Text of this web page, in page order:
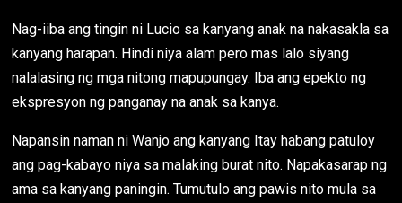
Nag-iiba ang tingin ni Lucio sa kanyang anak na nakasakla sa
kanyang harapan. Hindi niya alam pero mas lalo siyang
nalalasing ng mga nitong mapupungay. Iba ang epekto ng
ekspresyon ng panganay na anak sa kanya.
Napansin naman ni Wanjo ang kanyang Itay habang patuloy
ang pag-kabayo niya sa malaking burat nito. Napakasarap ng
ama sa kanyang paningin. Tumutulo ang pawis nito mula sa